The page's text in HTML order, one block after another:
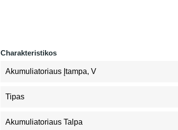
Charakteristikos
Akumuliatoriaus Įtampa, V
Tipas
Akumuliatoriaus Talpa